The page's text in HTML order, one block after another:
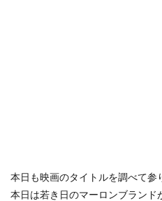
本日も映画のタイトルを調べて参
本日は若き日のマーロンブラン